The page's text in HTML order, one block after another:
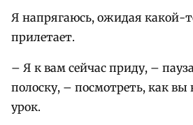
Я напрягаюсь, ожидая какой-
прилетает.
– Я к вам сейчас приду, –
полоску, – посмотреть, как вы
урок.